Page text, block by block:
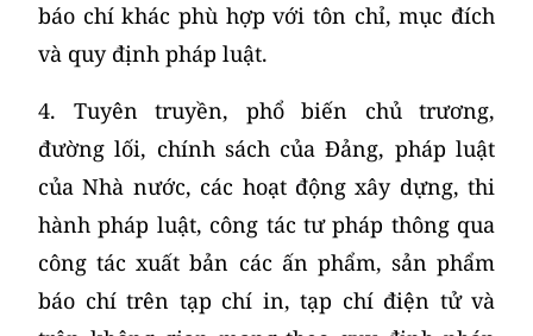
báo chí khác phù hợp với tôn chỉ, mục đích
và quy định pháp luật.
4. Tuyên truyền, phổ biến chủ trương,
đường lối, chính sách của Đảng, pháp luật
của Nhà nước, các hoạt động xây dựng, thi
hành pháp luật, công tác tư pháp thông qua
công tác xuất bản các ấn phẩm, sản phẩm
báo chí trên tạp chí in, tạp chí điện tử và